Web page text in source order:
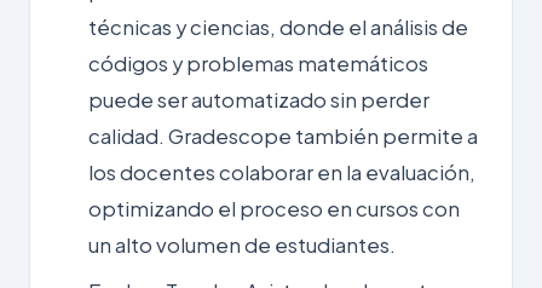
técnicas y ciencias, donde el análisis de
códigos y problemas matemáticos
puede serautomatizadosin perder
calidad. Gradescope también permite a
los docentes colaborar en la evaluación,
optimizando el proceso en cursos con
un alto volumen de estudiantes.